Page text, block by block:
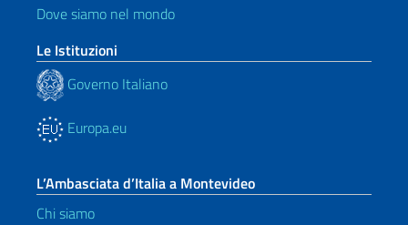
Dove siamo nel mondo
Le Istituzioni
Governo Italiano
Europa.eu
L’Ambasciata d’Italia a Montevideo
Chi siamo